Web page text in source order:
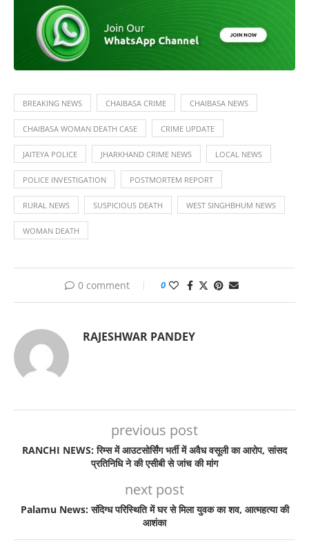
BREAKING NEWS CHAIBASA CRIME CHAIBASA NEWS
CHAIBASA WOMAN DEATH CASE CRIME UPDATE
JAITEYA POLICE JHARKHAND CRIME NEWS LOCAL NEWS
POLICE INVESTIGATION POSTMORTEM REPORT
RURAL NEWS SUSPICIOUS DEATH WEST SINGHBHUM NEWS
WOMAN DEATH
0 comment 0
RAJESHWAR PANDEY
previous post
RANCHI NEWS: रिम्स में आउटसोर्सिंग भर्ती में अवैध वसूली का आरोप, सांसद
प्रतिनिधि ने की एसीबी से जांच की मांग
next post
Palamu News: संदिग्ध परिस्थिति में घर से मिला युवक का शव, आत्महत्या की
आशंका